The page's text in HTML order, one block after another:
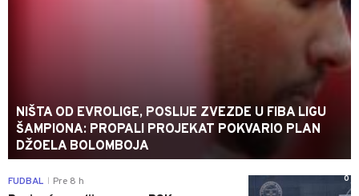
NIŠTA OD EVROLIGE, POSLIJE ZVEZDE U FIBA LIGU
ŠAMPIONA: PROPALI PROJEKAT POKVARIO PLAN
DŽOELA BOLOMBOJA
0
FUDBAL Pre 8 h